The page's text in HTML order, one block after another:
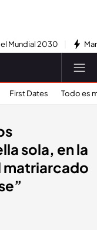
Mundial 2030
First Dates Todo es
sola, en la
matriarcado